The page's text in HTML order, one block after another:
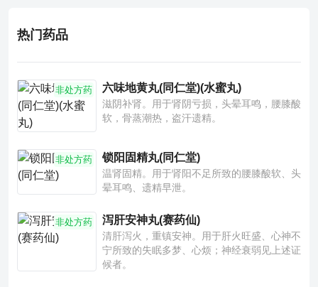
热门药品
非处方药 六味地黄丸(同仁堂)(水蜜丸)
滋阴补肾。用于肾阴亏损，头晕耳鸣，腰膝酸
软，骨蒸潮热，盗汗遗精。
非处方药 锁阳固精丸(同仁堂)
温肾固精。用于肾阳不足所致的腰膝酸软、头
晕耳鸣、遗精早泄。
非处方药 泻肝安神丸(赛药仙)
清肝泻火，重镇安神。用于肝火旺盛、心神不
宁所致的失眠多梦、心烦；神经衰弱见上述证
候者。